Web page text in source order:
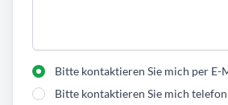
Bitte kontaktieren Sie mich per E-
Bitte kontaktieren Sie mich